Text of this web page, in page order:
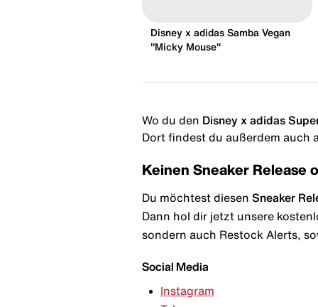
Disney x adidas Samba Vegan
"Micky Mouse"
Wo du den Disney x adidas
Dort findest du außerdem auch
Keinen Sneaker Release
Du möchtest diesen Sneaker
Dann hol dir jetzt unsere
sondern auch Restock Alerts,
Social Media
Instagram